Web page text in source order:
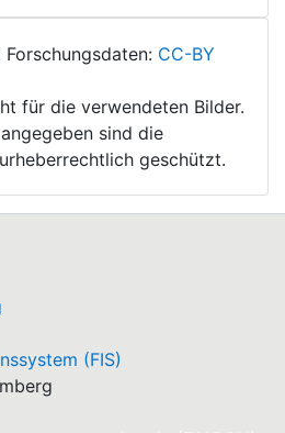
CC-BY
für die verwendeten Bilder.
sind die
geschützt.
(FIS)